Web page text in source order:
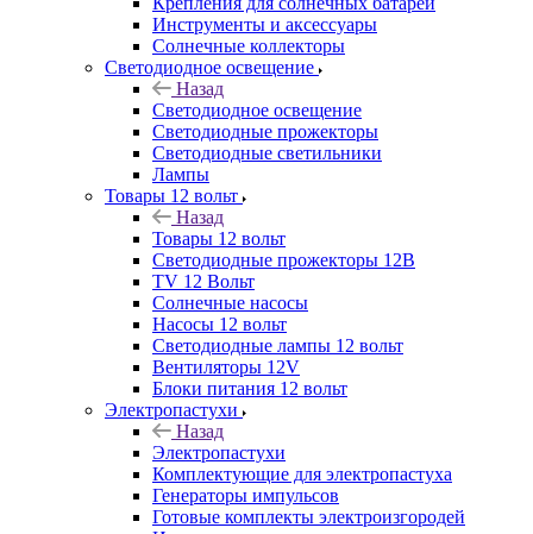
Инструменты и аксессуары
Солнечные коллекторы
Светодиодное освещение
Назад
Светодиодное освещение
Светодиодные прожекторы
Светодиодные светильники
Лампы
Товары 12 вольт
Назад
Товары 12 вольт
Светодиодные прожекторы 12В
TV 12 Вольт
Солнечные насосы
Насосы 12 вольт
Светодиодные лампы 12 вольт
Вентиляторы 12V
Блоки питания 12 вольт
Электропастухи
Назад
Электропастухи
Комплектующие для электропастуха
Генераторы импульсов
Готовые комплекты электроизгородей